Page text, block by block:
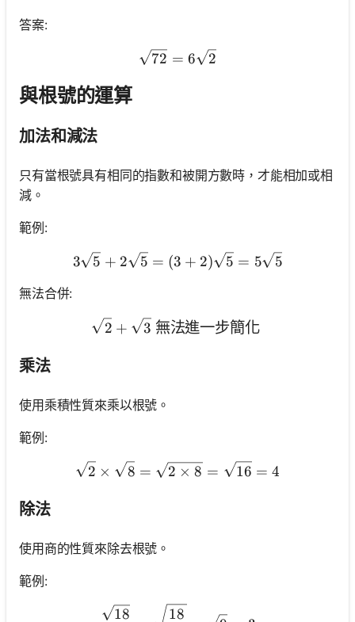
答案:
\sqrt{72}=6 \sqrt{2}
72 = 6 2
與根號的運算
加法和減法
只有當根號具有相同的指數和被開方數時，才能相加或相
減。
範例:
3 \sqrt{5}+2
3 5 + 2 5 = (3 + 2) 5 = 5 5
無法合併:
\sqrt{2}+\sqrt{3} \text {
2 + 3 無法進一步簡化
乘法
使用乘積性質來乘以根號。
範例:
\sqrt{2} \times
2 × 8 = 2 × 8 = 16 = 4
除法
使用商的性質來除去根號。
範例:
18 18